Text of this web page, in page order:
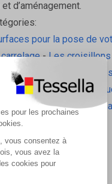
d’aménagement.
pour la pose de
- Les croisillons
sol intérieur
Les
-L'isolation
Radiateurs